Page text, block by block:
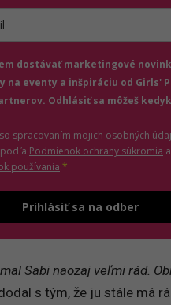
dostávať marketingové
na eventy a inšpiráciu od Girls'
Odhlásiť sa môžeš
spracovaním mojich osobných
podľa Podmienok ochrany súkromia a
používania(otvorí sa v novom okne)
.*
Prihlásiť sa na odber
Sabi naozaj veľmi rád.
s tým, že ju stále má